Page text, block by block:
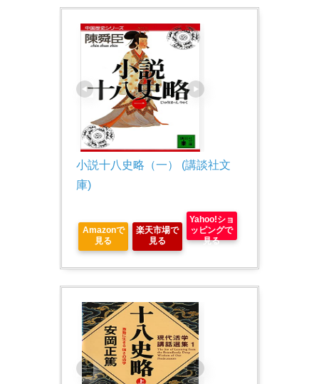
小説十八史略（一） (講談社文
庫)
Amazonで
見る
楽天市場で
見る
Yahoo!ショ
ッピングで
見る